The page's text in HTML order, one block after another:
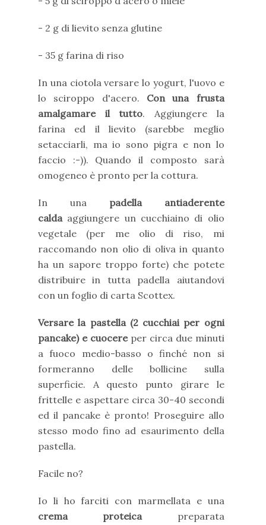
- 2 g di lievito senza glutine
- 35 g farina di riso
In una ciotola versare lo yogurt, l'uovo e
lo sciroppo d'acero. Con una frusta
amalgamare il tutto. Aggiungere la
farina ed il lievito (sarebbe meglio
setacciarli, ma io sono pigra e non lo
faccio :-)). Quando il composto sarà
omogeneo è pronto per la cottura.
In una padella antiaderente
caldaaggiungere un cucchiaino di olio
vegetale (per me olio di riso, mi
raccomando non olio di oliva in quanto
ha un sapore troppo forte) che potete
distribuire in tutta padella aiutandovi
con un foglio di carta Scottex.
Versare la pastella (2 cucchiai per ogni
pancake) e cuocere per circa due minuti
a fuoco medio-basso o finché non si
formeranno delle bollicine sulla
superficie. A questo punto girare le
frittelle e aspettare circa 30-40 secondi
ed il pancake è pronto! Proseguire allo
stesso modo fino ad esaurimento della
pastella.
Facile no?
Io li ho farciti con marmellata e una
crema proteicapreparata